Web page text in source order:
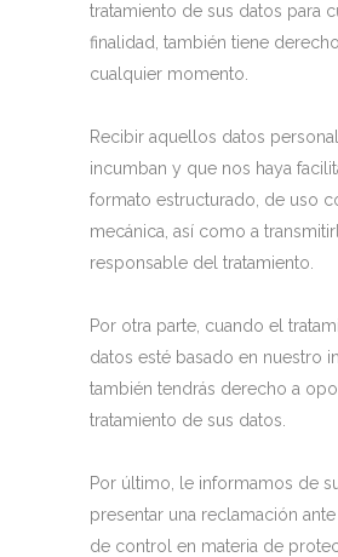
tratamiento de sus datos para
finalidad, también tiene
cualquier momento.
Recibir aquellos datos
incumban y que nos haya
formato estructurado, de uso
mecánica, así como a
responsable del tratamiento.
Por otra parte, cuando el
datos esté basado en nuestro
también tendrás derecho a
tratamiento de sus datos.
Por último, le informamos de
presentar una reclamación
de control en materia de